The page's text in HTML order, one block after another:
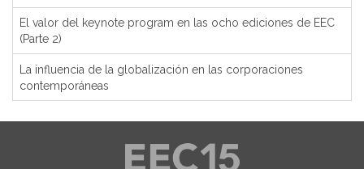
El valor del keynote program en las ocho ediciones de EEC
(Parte 2)
La influencia de la globalización en las corporaciones
contemporáneas